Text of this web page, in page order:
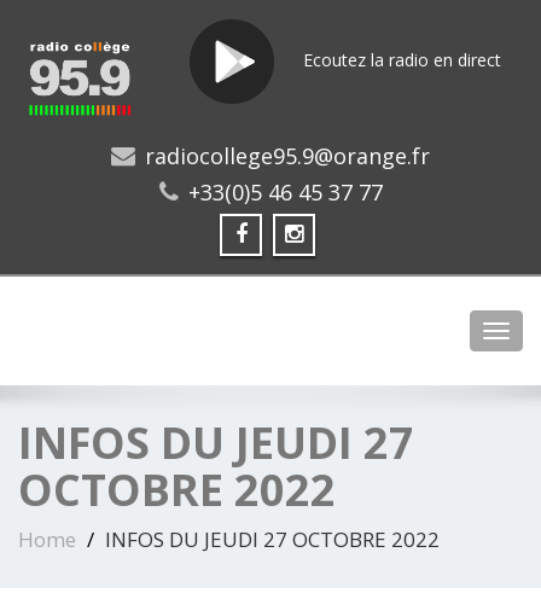
Ecoutez la radio en direct
radiocollege95.9@orange.fr
+33(0)5 46 45 37 77
INFOS DU JEUDI 27
OCTOBRE 2022
Home INFOS DU JEUDI 27 OCTOBRE 2022